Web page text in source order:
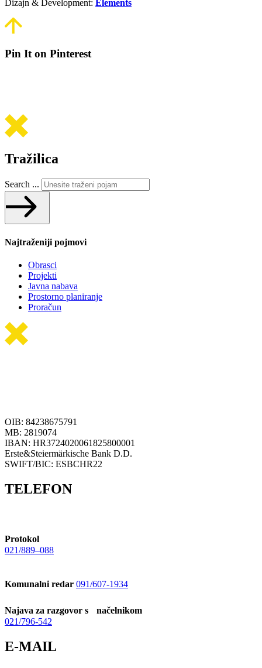
Dizajn & Development: Elements
Pin It on Pinterest
Tražilica
Search ...
Najtraženiji pojmovi
Obrasci
Projekti
Javna nabava
Prostorno planiranje
Proračun
OIB: 84238675791
MB: 2819074
IBAN: HR3724020061825800001
Erste&Steiermärkische Bank D.D.
SWIFT/BIC: ESBCHR22
TELEFON
Protokol
021/889–088
Komunalni redar 091/607-1934
Najava za razgovor s načelnikom
021/796-542
E-MAIL